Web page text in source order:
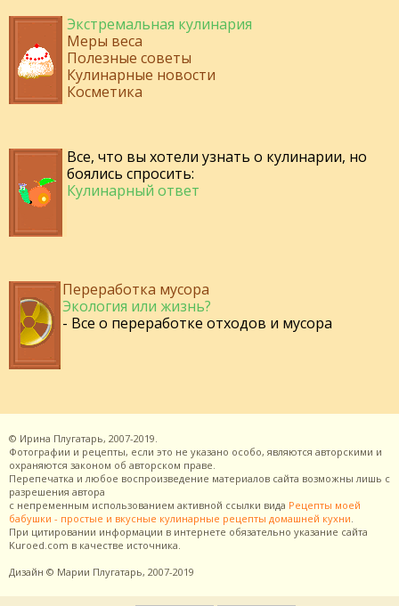
Экстремальная кулинария
Меры веса
Полезные советы
Кулинарные новости
Косметика
Все, что вы хотели узнать о кулинарии, но
боялись спросить:
Кулинарный ответ
Переработка мусора
Экология или жизнь?
- Все о переработке отходов и мусора
© Ирина Плугатарь, 2007-2019.
Фотографии и рецепты, если это не указано особо, являются авторскими и
охраняются законом об авторском праве.
Перепечатка и любое воспроизведение материалов сайта возможны лишь с
разрешения автора
с непременным использованием активной ссылки вида Рецепты моей
бабушки - простые и вкусные кулинарные рецепты домашней кухни
При цитировании информации в интернете обязательно указание сайта
Kuroed.com в качестве источника.
Дизайн © Марии Плугатарь, 2007-2019